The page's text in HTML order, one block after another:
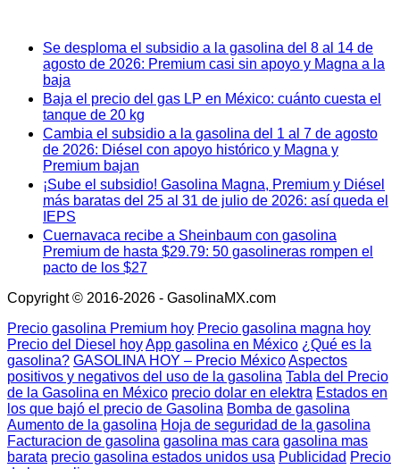
Se desploma el subsidio a la gasolina del 8 al 14 de
agosto de 2026: Premium casi sin apoyo y Magna a la
baja
Baja el precio del gas LP en México: cuánto cuesta el
tanque de 20 kg
Cambia el subsidio a la gasolina del 1 al 7 de agosto
de 2026: Diésel con apoyo histórico y Magna y
Premium bajan
¡Sube el subsidio! Gasolina Magna, Premium y Diésel
más baratas del 25 al 31 de julio de 2026: así queda el
IEPS
Cuernavaca recibe a Sheinbaum con gasolina
Premium de hasta $29.79: 50 gasolineras rompen el
pacto de los $27
Copyright © 2016-2026 - GasolinaMX.com
Precio gasolina Premium hoy Precio gasolina magna hoy
Precio del Diesel hoyApp gasolina en México ¿Qué es la
gasolina? GASOLINA HOY – Precio MéxicoAspectos
positivos y negativos del uso de la gasolina Tabla del Precio
de la Gasolina en México precio dolar en elektra Estados en
los que bajó el precio de Gasolina Bomba de gasolina
Aumento de la gasolina Hoja de seguridad de la gasolina
Facturacion de gasolina gasolina mas cara gasolina mas
barata precio gasolina estados unidos usa Publicidad Precio